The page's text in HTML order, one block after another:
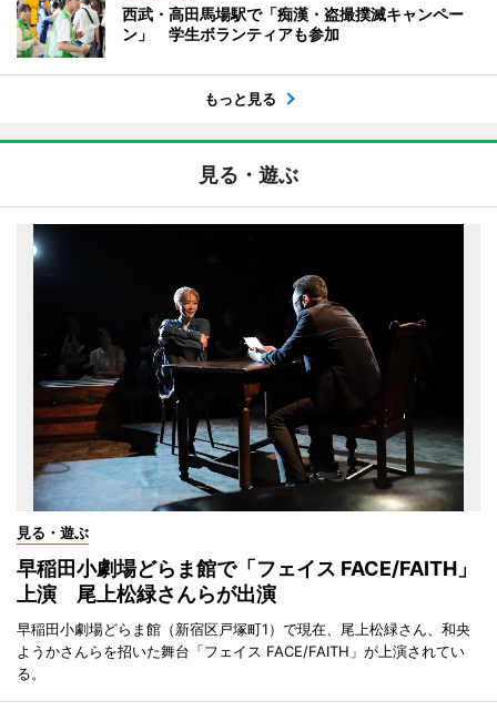
西武・高田馬場駅で「痴漢・盗撮撲滅キャンペー
ン」 学生ボランティアも参加
もっと見る
見る・遊ぶ
見る・遊ぶ
早稲田小劇場どらま館で「フェイス FACE/FAITH」
上演 尾上松緑さんらが出演
早稲田小劇場どらま館（新宿区戸塚町1）で現在、尾上松緑さん、和央
ようかさんらを招いた舞台「フェイス FACE/FAITH」が上演されてい
る。